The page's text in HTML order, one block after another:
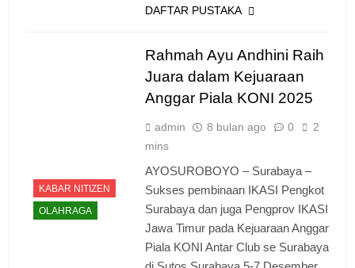
DAFTAR PUSTAKA
KABAR NITIZEN
OLAHRAGA
Rahmah Ayu Andhini Raih
Juara dalam Kejuaraan
Anggar Piala KONI 2025
admin 8 bulan ago 0
2
mins
AYOSUROBOYO – Surabaya –
Sukses pembinaan IKASI Pengkot
Surabaya dan juga Pengprov IKASI
Jawa Timur pada Kejuaraan Anggar
Piala KONI Antar Club se Surabaya